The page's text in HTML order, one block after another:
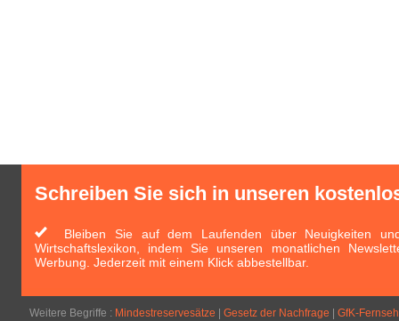
Schreiben Sie sich in unseren
Bleiben Sie auf dem Laufenden über Neuigkeiten
Wirtschaftslexikon, indem Sie unseren monatlichen
Werbung. Jederzeit mit einem Klick abbestellbar.
Weitere Begriffe : Mindestreservesätze Gesetz der Nachfrage GfK-